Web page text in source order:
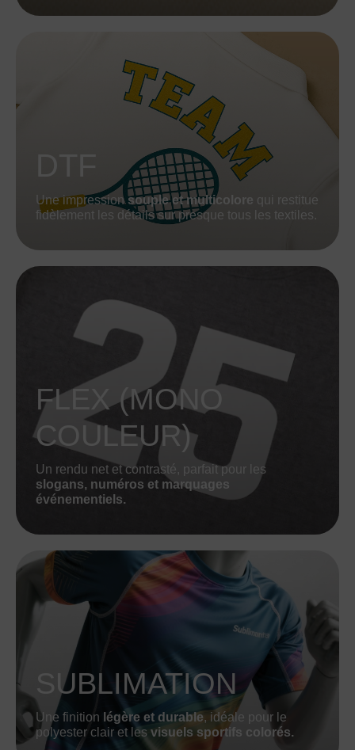
DTF
Une impressionsouple et multicolore qui restitue
fidèlement les détails sur presque tous les textiles.
FLEX (MONO
COULEUR)
Un rendu net et contrasté, parfait pour les
slogans, numéros et marquages
événementiels.
SUBLIMATION
Une finition légère et durable, idéale pour le
polyester clair et les visuels sportifs colorés.